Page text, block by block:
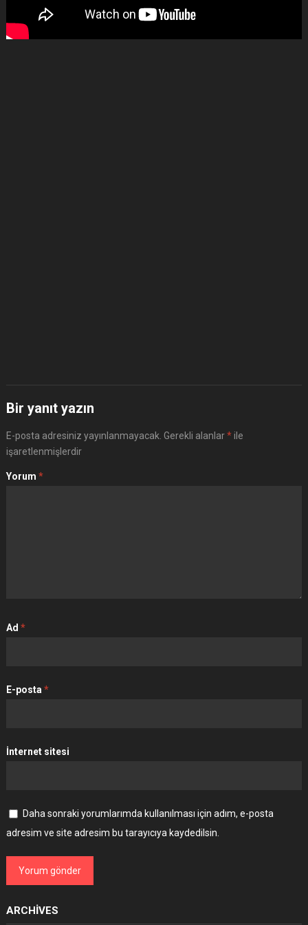
Bir yanıt yazın
E-posta adresiniz yayınlanmayacak. Gerekli alanlar*ile
işaretlenmişlerdir
Yorum *
Ad *
E-posta *
İnternet sitesi
Daha sonraki yorumlarımda kullanılması için adım, e-posta
adresim ve site adresim bu tarayıcıya kaydedilsin.
ARCHIVES